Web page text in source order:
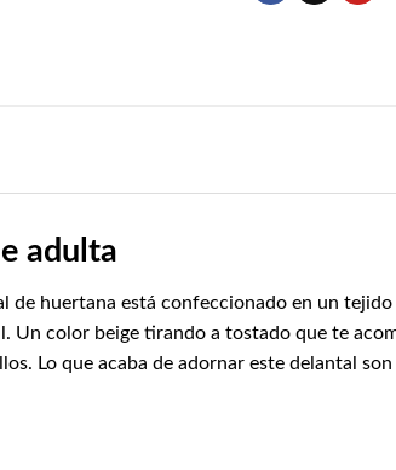
adulta
huertana está confeccionado en un
color beige tirando a tostado que te
Lo que acaba de adornar este delantal